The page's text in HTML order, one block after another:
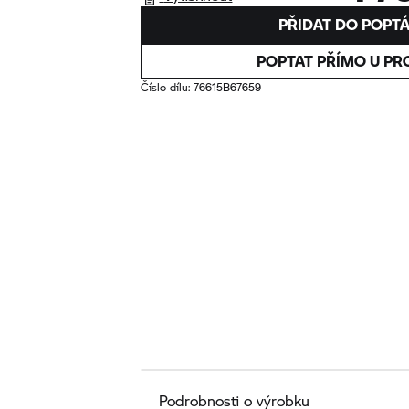
PŘIDAT DO
POPTAT PŘÍMO U
Číslo dílu:76615B67659
Podrobnosti o výrobku